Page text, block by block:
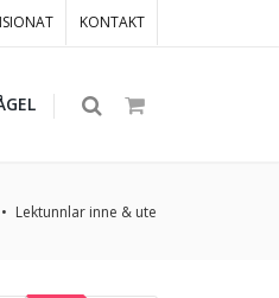
KONTAKT
Lektunnlar inne & ute